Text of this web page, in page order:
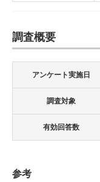
調査概要
アンケート実施日
調査対象
有効回答数
参考